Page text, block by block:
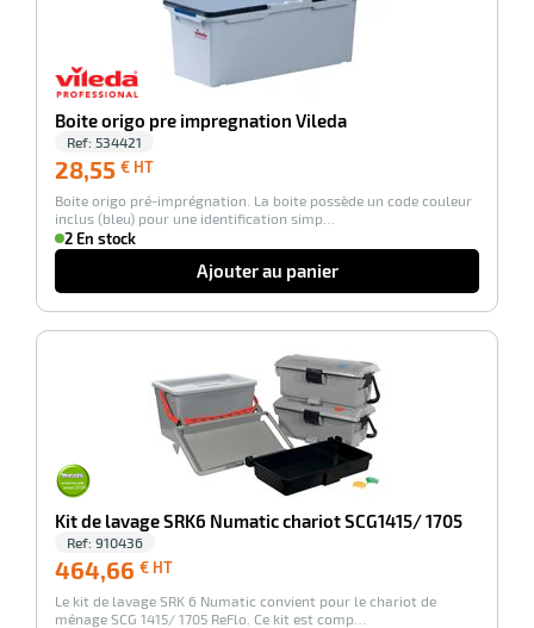
Boite origo pre impregnation Vileda
Ref: 534421
28,55 € HT
HT
Boite origo pré-imprégnation. La boite possède un code couleur
inclus (bleu) pour une identification simp…
2 En stock
Ajouter au panier
Kit de lavage SRK6 Numatic chariot SCG1415/ 1705
Ref: 910436
464,66 € HT
HT
Le kit de lavage SRK 6 Numatic convient pour le chariot de
ménage SCG 1415/ 1705 ReFlo. Ce kit est comp…